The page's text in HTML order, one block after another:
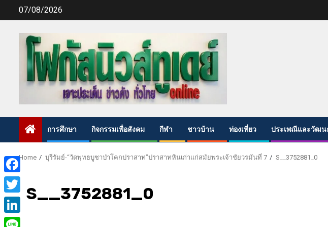
07/08/2026
การศึกษา กิจกรรมเพื่อสังคม กีฬา ชาวบ้าน ท่องเที่ยว ประเพณีและวัฒน
Home บุรีรัมย์-“วัดพุทธบูชาป่าโคกปราสาท”ปราสาทหินเก่าแก่สมัยพระเจ้าชัยวรมันที่ 7 S__3752881_0
S__3752881_0
Facebook
Twitter
LinkedIn